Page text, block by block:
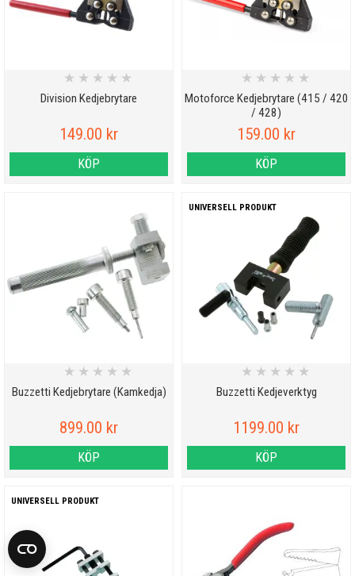
Division Kedjebrytare
★ ★ ★ ★ ★
149.00 kr
KÖP
Motoforce Kedjebrytare (415 / 420
/ 428)
★ ★ ★ ★ ★
159.00 kr
KÖP
Buzzetti Kedjebrytare (Kamkedja)
★ ★ ★ ★ ★
899.00 kr
KÖP
UNIVERSELL PRODUKT
Buzzetti Kedjeverktyg
★ ★ ★ ★ ★
1199.00 kr
KÖP
UNIVERSELL PRODUKT